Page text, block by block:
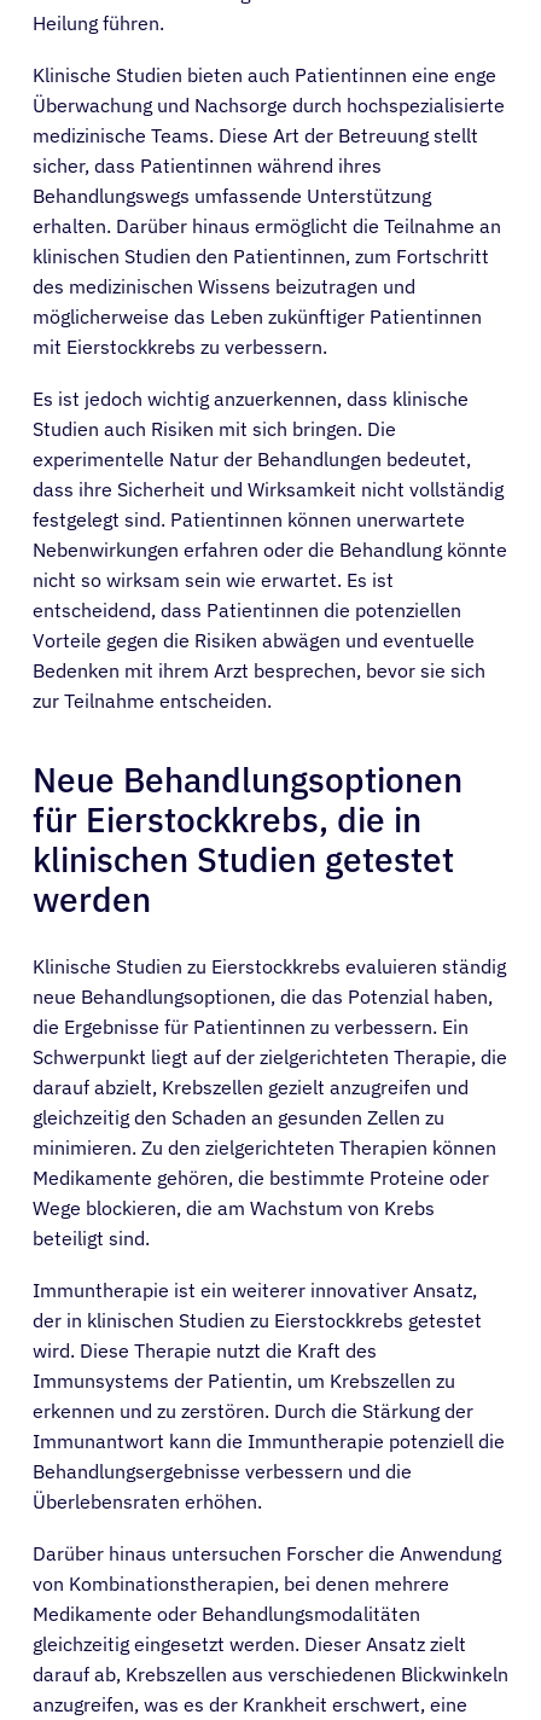
Heilung führen.
Klinische Studien bieten auch Patientinnen eine enge
Überwachung und Nachsorge durch hochspezialisierte
medizinische Teams. Diese Art der Betreuung stellt
sicher, dass Patientinnen während ihres
Behandlungswegs umfassende Unterstützung
erhalten. Darüber hinaus ermöglicht die Teilnahme an
klinischen Studien den Patientinnen, zum Fortschritt
des medizinischen Wissens beizutragen und
möglicherweise das Leben zukünftiger Patientinnen
mit Eierstockkrebs zu verbessern.
Es ist jedoch wichtig anzuerkennen, dass klinische
Studien auch Risiken mit sich bringen. Die
experimentelle Natur der Behandlungen bedeutet,
dass ihre Sicherheit und Wirksamkeit nicht vollständig
festgelegt sind. Patientinnen können unerwartete
Nebenwirkungen erfahren oder die Behandlung könnte
nicht so wirksam sein wie erwartet. Es ist
entscheidend, dass Patientinnen die potenziellen
Vorteile gegen die Risiken abwägen und eventuelle
Bedenken mit ihrem Arzt besprechen, bevor sie sich
zur Teilnahme entscheiden.
Neue Behandlungsoptionen
für Eierstockkrebs, die in
klinischen Studien getestet
werden
Klinische Studien zu Eierstockkrebs evaluieren ständig
neue Behandlungsoptionen, die das Potenzial haben,
die Ergebnisse für Patientinnen zu verbessern. Ein
Schwerpunkt liegt auf der zielgerichteten Therapie, die
darauf abzielt, Krebszellen gezielt anzugreifen und
gleichzeitig den Schaden an gesunden Zellen zu
minimieren. Zu den zielgerichteten Therapien können
Medikamente gehören, die bestimmte Proteine oder
Wege blockieren, die am Wachstum von Krebs
beteiligt sind.
Immuntherapie ist ein weiterer innovativer Ansatz,
der in klinischen Studien zu Eierstockkrebs getestet
wird. Diese Therapie nutzt die Kraft des
Immunsystems der Patientin, um Krebszellen zu
erkennen und zu zerstören. Durch die Stärkung der
Immunantwort kann die Immuntherapie potenziell die
Behandlungsergebnisse verbessern und die
Überlebensraten erhöhen.
Darüber hinaus untersuchen Forscher die Anwendung
von Kombinationstherapien, bei denen mehrere
Medikamente oder Behandlungsmodalitäten
gleichzeitig eingesetzt werden. Dieser Ansatz zielt
darauf ab, Krebszellen aus verschiedenen Blickwinkeln
anzugreifen, was es der Krankheit erschwert, eine